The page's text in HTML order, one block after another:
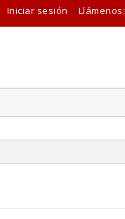
Iniciar sesión Llámenos: